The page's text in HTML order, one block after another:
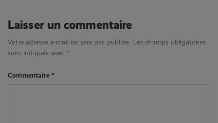
Laisser un commentaire
Votre adresse e-mail ne sera pas publiée. Les champs obligatoires
sont indiqués avec *
Commentaire*